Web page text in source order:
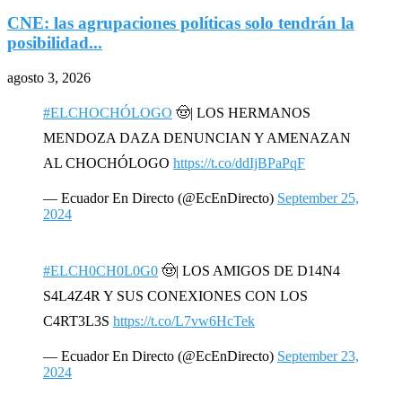
CNE: las agrupaciones políticas solo tendrán la
posibilidad...
agosto 3, 2026
#ELCHOCHÓLOGO 🤠| LOS HERMANOS
MENDOZA DAZA DENUNCIAN Y AMENAZAN
AL CHOCHÓLOGO https://t.co/ddIjBPaPqF
— Ecuador En Directo (@EcEnDirecto) September 25,
2024
#ELCH0CH0L0G0 🤠| LOS AMIGOS DE D14N4
S4L4Z4R Y SUS CONEXIONES CON LOS
C4RT3L3S https://t.co/L7vw6HcTek
— Ecuador En Directo (@EcEnDirecto) September 23,
2024